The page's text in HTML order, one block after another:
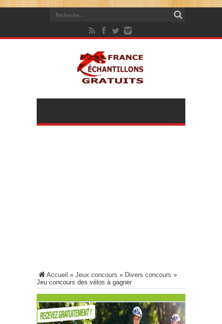
Accueil » Jeux concours » Divers concours »
Jeu concours des vélos à gagner